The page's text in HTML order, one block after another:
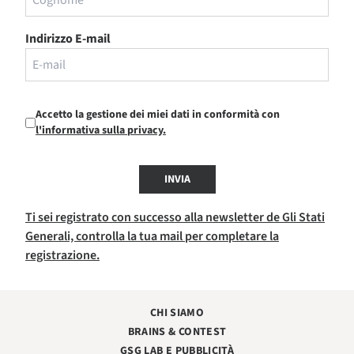
Indirizzo E-mail
Accetto la gestione dei miei dati in conformità con
l'informativa sulla privacy.
INVIA
Ti sei registrato con successo alla newsletter de Gli Stati
Generali, controlla la tua mail per completare la
registrazione.
CHI SIAMO
BRAINS & CONTEST